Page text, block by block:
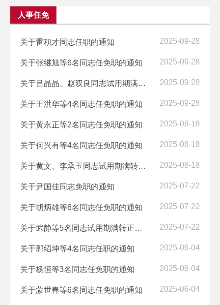
人事任免
关于雷积才同志任职的通知 2025-09-28
关于张继旭等6名同志任免职的通知 2025-09-28
关于吕晶晶、赵双良同志试用期满转正的通知 2025-09-28
关于王洪华等4名同志任免职的通知 2025-09-28
关于黄永正等2名同志任免职的通知 2025-08-18
关于何兴有等4名同志任免职的通知 2025-08-18
关于黄文、李承玉同志试用期满转正的通知 2025-08-18
关于尹国佳同志免职的通知 2025-07-22
关于胡炳雄等6名同志任免职的通知 2025-07-22
关于武静等5名同志试用期满转正的通知 2025-07-22
关于郭绍坤等4名同志任职的通知 2025-06-04
关于杨恒等3名同志任免职的通知 2025-06-04
关于蒙世春等6名同志任免职的通知 2025-06-04